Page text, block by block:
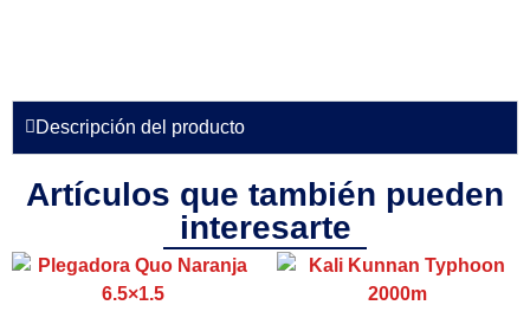
Descripción del producto
Artículos que también pueden
interesarte